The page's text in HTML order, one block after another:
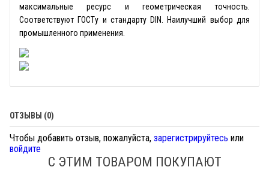
максимальные ресурс и геометрическая точность.
Соответствуют ГОСТу и стандарту DIN. Наилучший выбор для
промышленного применения.
ОТЗЫВЫ (0)
Чтобы добавить отзыв, пожалуйста, зарегистрируйтесь или
войдите
С ЭТИМ ТОВАРОМ ПОКУПАЮТ